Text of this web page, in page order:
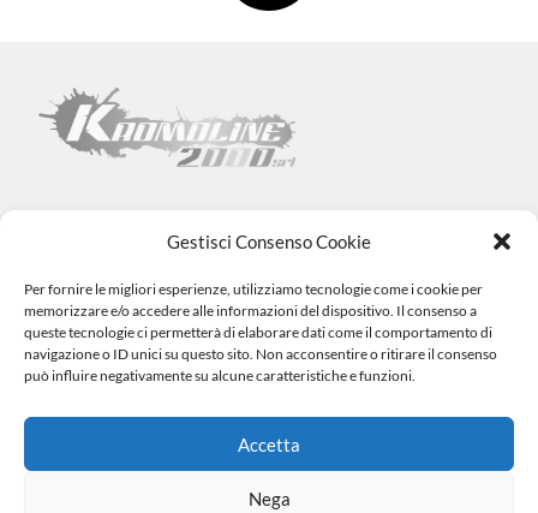
Gestisci Consenso Cookie
Per fornire le migliori esperienze, utilizziamo tecnologie come i cookie per
memorizzare e/o accedere alle informazioni del dispositivo. Il consenso a
queste tecnologie ci permetterà di elaborare dati come il comportamento di
navigazione o ID unici su questo sito. Non acconsentire o ritirare il consenso
può influire negativamente su alcune caratteristiche e funzioni.
Accetta
Nega
Kromoline 2000 SRL
Via L. Tabellione, 1 (47891) Falciano – SAN MARINO –COE
SM06838
Registro e-commerce n.1002 dal 15/06/23
info@kromovernici.com+39 339 136 08730549 909508